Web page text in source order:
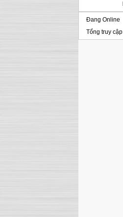
Đang Online
Tổng truy cập